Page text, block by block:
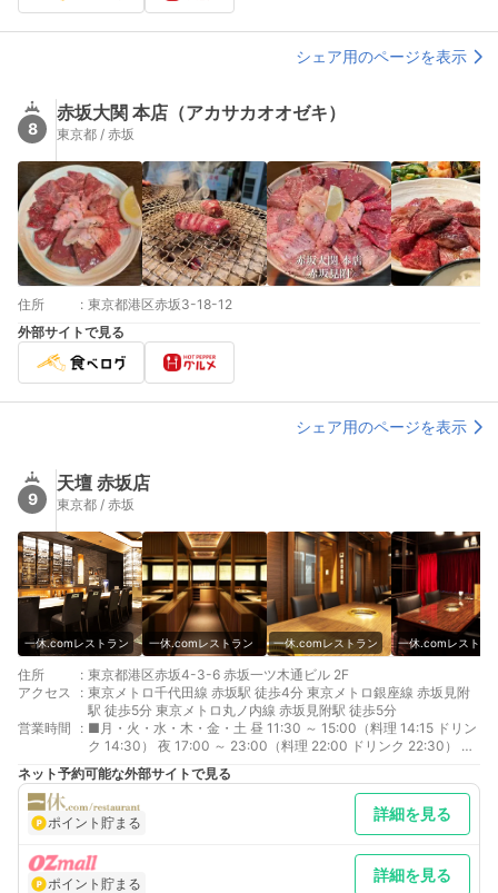
シェア用のページを表示
8
赤坂大関 本店（アカサカオオゼキ）
東京都 / 赤坂
住所 : 東京都港区赤坂3-18-12
外部サイトで見る
シェア用のページを表示
9
天壇 赤坂店
東京都 / 赤坂
一休.comレストラン 一休.comレストラン 一休.comレストラン 一休.comレストラ
住所 : 東京都港区赤坂4-3-6 赤坂一ツ木通ビル 2F
アクセス
: 東京メトロ千代田線 赤坂駅 徒歩4分 東京メトロ銀座線 赤坂見附
駅 徒歩5分 東京メトロ丸ノ内線 赤坂見附駅 徒歩5分
営業時間
: ■月・火・水・木・金・土 昼 11:30 ～ 15:00（料理 14:15 ドリン
ク 14:30） 夜 17:00 ～ 23:00（料理 22:00 ドリンク 22:30） ■
日・祝日 昼 11:30 ～ 15:00（料理 14:15 ドリンク 14:30） 夜
17:00 ～ 22:00（料理 21:00 ドリンク 21:30） ■ 営業時間 連休
の場合は、連休最終日のみ日・祝日の対象となります。 ※ランチ
タイムの最終入店は14：15とさせて頂きます。
ネット予約可能な外部サイトで見る
ポイント貯まる 詳細を見る
ポイント貯まる 詳細を見る